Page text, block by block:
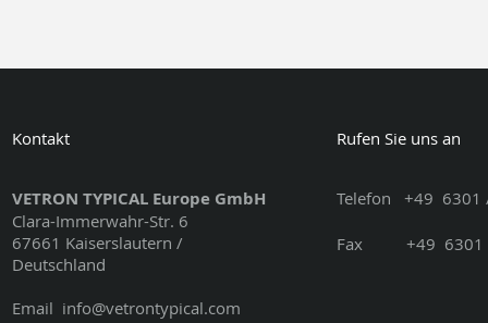
Kontakt
VETRON TYPICAL Europe GmbH
Clara-Immerwahr-Str. 6
67661 Kaiserslautern /
Deutschland
Email info@vetrontypical.com
Rufen Sie uns an
Telefon +49 6301
Fax +49